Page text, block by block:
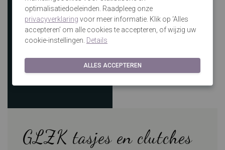
GLZK tasjes en clutches
optimalisatiedoeleinden. Raadpleeg onze
privacyverklaring voor meer informatie. Klik op ‘Alles
accepteren’ om alle cookies te accepteren, of wijzig uw
cookie-instellingen. Details
ALLES ACCEPTEREN